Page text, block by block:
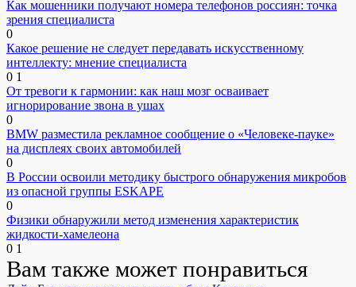
Как мошенники получают номера телефонов россиян: точка
зрения специалиста
0
Какое решение не следует передавать искусственному
интеллекту: мнение специалиста
0 1
От тревоги к гармонии: как наш мозг осваивает
игнорирование звона в ушах
0
BMW разместила рекламное сообщение о «Человеке-пауке»
на дисплеях своих автомобилей
0
В России освоили методику быстрого обнаружения микробов
из опасной группы ESKAPE
0
Физики обнаружили метод изменения характеристик
жидкости-хамелеона
0 1
Вам также может понравиться